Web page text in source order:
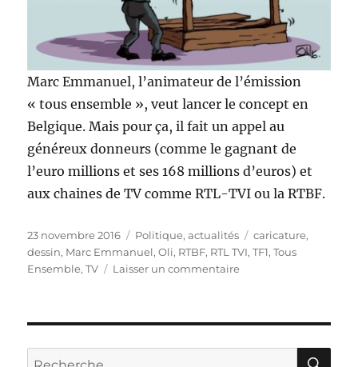
Marc Emmanuel, l’animateur de l’émission
« tous ensemble », veut lancer le concept en
Belgique. Mais pour ça, il fait un appel au
généreux donneurs (comme le gagnant de
l’euro millions et ses 168 millions d’euros) et
aux chaines de TV comme RTL-TVI ou la RTBF.
Publié
le
23 novembre 2016 Catégories
Politique, actualités Étiquettes
caricature,
dessin, Marc Emmanuel,Oli, RTBF, RTL TVI,TF1,Tous
Ensemble,TV Laisser un commentairesur
!
Recherche